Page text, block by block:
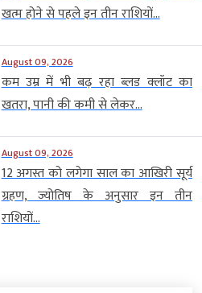
खत्म होने से पहले इन तीन राशियों...
August 09, 2026
कम उम्र में भी बढ़ रहा ब्लड क्लॉट का
खतरा, पानी की कमी से लेकर...
August 09, 2026
12 अगस्त को लगेगा साल का आखिरी सूर्य
ग्रहण, ज्योतिष के अनुसार इन तीन
राशियों...